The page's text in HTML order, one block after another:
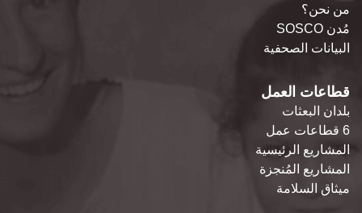
من نحن؟
مُدن SOSCO
البيانات الصحفية
قطاعات العمل
بلدان البعثات
6 قطاعات عمل
المشاريع الرئيسية
المشاريع المُنجزة
ميثاق السلامة